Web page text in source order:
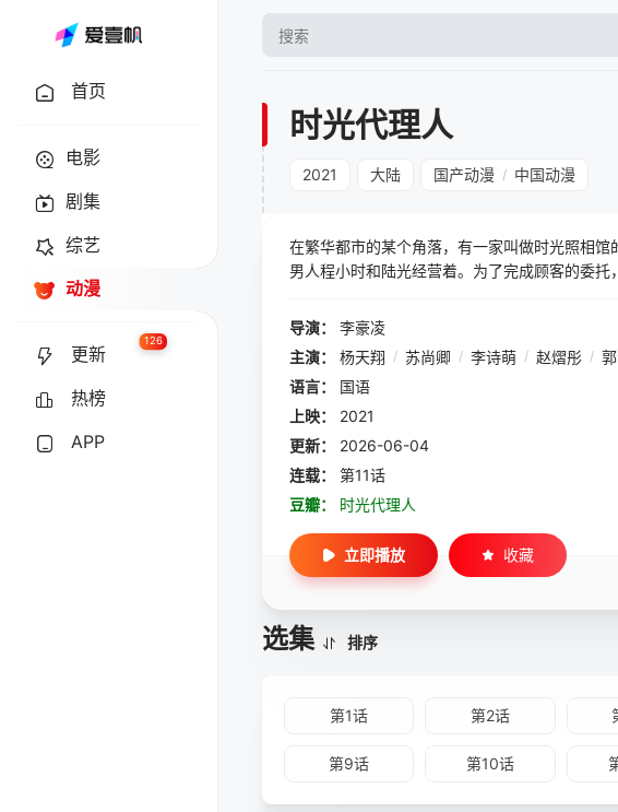
首页
电影
剧集
综艺
动漫
更新
126
热榜
APP
时光代理人
2021 大陆 国产动漫 / 中国动漫
在繁华都市的某个角落，有一家叫做时光照相
男人程小时和陆光经营着。为了完成顾客的委
有特殊能力的男人程小时和陆光经营着。为了
导演：
李豪凌
主演：
杨天翔 / 苏尚卿 / 李诗萌 / 赵熠彤 /
语言：
国语
上映：
2021
更新：
2026-06-04
连载：
第11话
豆瓣：
时光代理人
立即播放 收藏
选集 排序
第1话 第2话
第9话 第10话